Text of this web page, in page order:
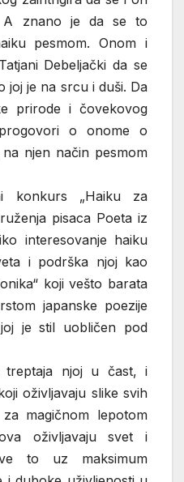
A znano je da se to
pesmom. Onom i
Debeljački da se
joj je na srcu i duši. Da
prirode i čovekovog
o onome o
njen način pesmom
konkurs „Haiku za
pisaca Poeta iz
interesovanje haiku
i podrška njoj kao
koji vešto barata
japanske poezije
je stil uobličen pod
treptaja njoj u čast, i
oživljavaju slike svih
magičnom lepotom
oživljavaju svet i
to uz maksimum